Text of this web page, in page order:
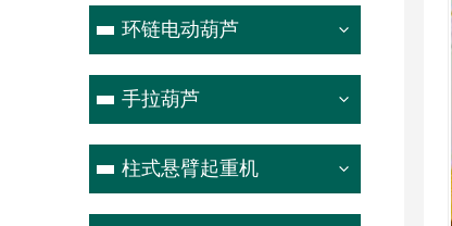
环链电动葫芦
手拉葫芦
柱式悬臂起重机